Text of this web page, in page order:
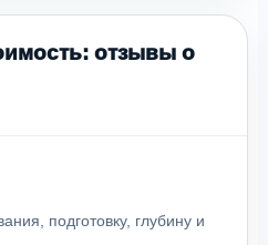
отзывы о
подготовку, глубину и